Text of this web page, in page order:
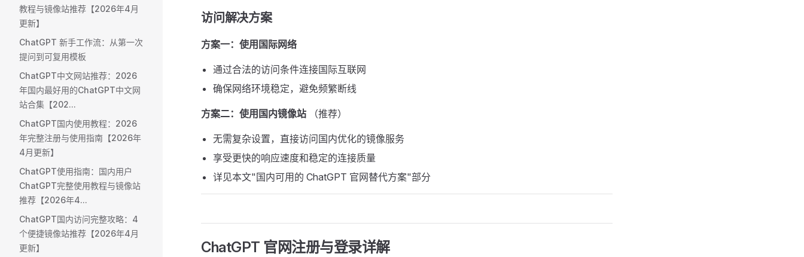
教程与镜像站推荐【2026年4月
更新】
ChatGPT 新手工作流：从第一次
提问到可复用模板
ChatGPT中文网站推荐：2026
年国内最好用的ChatGPT中文网
站合集【202...
ChatGPT国内使用教程：2026
年完整注册与使用指南【2026年
4月更新】
ChatGPT使用指南：国内用户
ChatGPT完整使用教程与镜像站
推荐【2026年4...
ChatGPT国内访问完整攻略：4
个便捷镜像站推荐【2026年4月
更新】
访问解决方案 ​
方案一：使用国际网络
通过合法的访问条件连接国际互联网
确保网络环境稳定，避免频繁断线
方案二：使用国内镜像站 （推荐）
无需复杂设置，直接访问国内优化的镜像服务
享受更快的响应速度和稳定的连接质量
详见本文"国内可用的 ChatGPT 官网替代方案"部分
ChatGPT 官网注册与登录详解 ​